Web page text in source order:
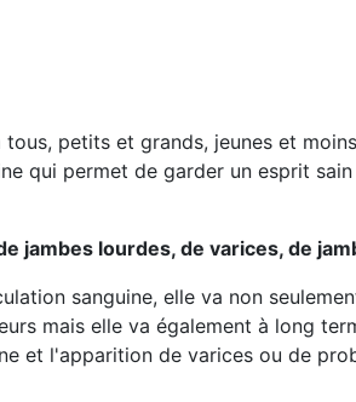
petits et grands, jeunes et
qui permet de garder un esprit
jambes lourdes, de varices, de
sanguine, elle va non
mais elle va également à long
et l'apparition de varices ou de